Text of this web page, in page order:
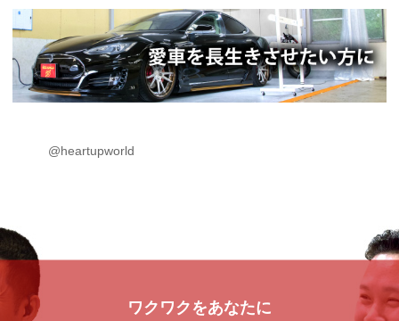
@heartupworld
ワクワクをあなたに